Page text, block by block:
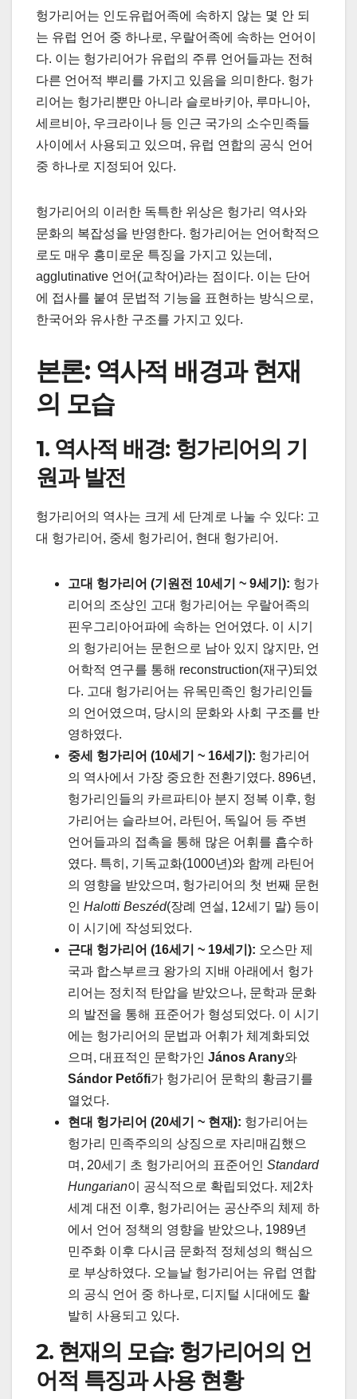
헝가리어는 인도유럽어족에 속하지 않는 몇 안 되
는 유럽 언어 중 하나로, 우랄어족에 속하는 언어이
다. 이는 헝가리어가 유럽의 주류 언어들과는 전혀
다른 언어적 뿌리를 가지고 있음을 의미한다. 헝가
리어는 헝가리뿐만 아니라 슬로바키아, 루마니아,
세르비아, 우크라이나 등 인근 국가의 소수민족들
사이에서 사용되고 있으며, 유럽 연합의 공식 언어
중 하나로 지정되어 있다.
헝가리어의 이러한 독특한 위상은 헝가리 역사와
문화의 복잡성을 반영한다. 헝가리어는 언어학적으
로도 매우 흥미로운 특징을 가지고 있는데,
agglutinative 언어(교착어)라는 점이다. 이는 단어
에 접사를 붙여 문법적 기능을 표현하는 방식으로,
한국어와 유사한 구조를 가지고 있다.
본론: 역사적 배경과 현재
의 모습
1. 역사적 배경: 헝가리어의 기
원과 발전
헝가리어의 역사는 크게 세 단계로 나눌 수 있다: 고
대 헝가리어, 중세 헝가리어, 현대 헝가리어.
고대 헝가리어 (기원전 10세기 ~ 9세기): 헝가
리어의 조상인 고대 헝가리어는 우랄어족의
핀우그리아어파에 속하는 언어였다. 이 시기
의 헝가리어는 문헌으로 남아 있지 않지만, 언
어학적 연구를 통해 reconstruction(재구)되었
다. 고대 헝가리어는 유목민족인 헝가리인들
의 언어였으며, 당시의 문화와 사회 구조를 반
영하였다.
중세 헝가리어 (10세기 ~ 16세기): 헝가리어
의 역사에서 가장 중요한 전환기였다. 896년,
헝가리인들의 카르파티아 분지 정복 이후, 헝
가리어는 슬라브어, 라틴어, 독일어 등 주변
언어들과의 접촉을 통해 많은 어휘를 흡수하
였다. 특히, 기독교화(1000년)와 함께 라틴어
의 영향을 받았으며, 헝가리어의 첫 번째 문헌
인 Halotti Beszéd(장례 연설, 12세기 말) 등이
이 시기에 작성되었다.
근대 헝가리어 (16세기 ~ 19세기): 오스만 제
국과 합스부르크 왕가의 지배 아래에서 헝가
리어는 정치적 탄압을 받았으나, 문학과 문화
의 발전을 통해 표준어가 형성되었다. 이 시기
에는 헝가리어의 문법과 어휘가 체계화되었
으며, 대표적인 문학가인 János Arany와
Sándor Petőfi가 헝가리어 문학의 황금기를
열었다.
현대 헝가리어 (20세기 ~ 현재): 헝가리어는
헝가리 민족주의의 상징으로 자리매김했으
며, 20세기 초 헝가리어의 표준어인 Standard
Hungarian이 공식적으로 확립되었다. 제2차
세계 대전 이후, 헝가리어는 공산주의 체제 하
에서 언어 정책의 영향을 받았으나, 1989년
민주화 이후 다시금 문화적 정체성의 핵심으
로 부상하였다. 오늘날 헝가리어는 유럽 연합
의 공식 언어 중 하나로, 디지털 시대에도 활
발히 사용되고 있다.
2. 현재의 모습: 헝가리어의 언
어적 특징과 사용 현황